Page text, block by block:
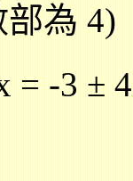
為 4)
= -3 ±